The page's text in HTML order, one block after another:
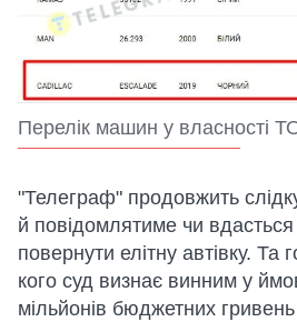
Перелік машин у власності
"Телеграф" продовжить
й повідомлятиме чи
повернути елітну автівку. Та
кого суд визнає винним у
мільйонів бюджетних гривень